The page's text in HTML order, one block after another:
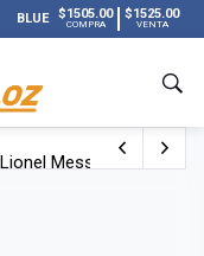
BLUE $1505.00
COMPRA
$1525.00
VENTA